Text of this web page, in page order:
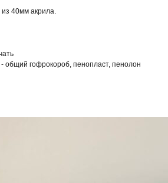
40мм акрила.
общий гофрокороб, пенопласт, пенолон